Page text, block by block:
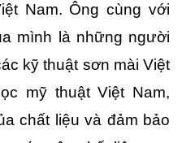
Nam. Ông cùng với
mình là những người
kỹ thuật sơn mài Việt
mỹ thuật Việt Nam,
chất liệu và đảm bảo